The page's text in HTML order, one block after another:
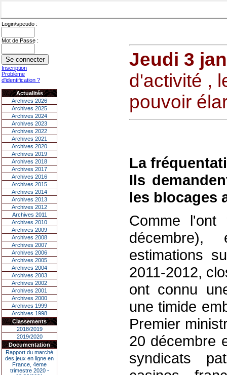
Login/speudo :
Mot de Passe :
Inscription
Problème
d'identification ?
Actualités
Archives 2026
Archives 2025
Archives 2024
Archives 2023
Archives 2022
Archives 2021
Archives 2020
Archives 2019
Archives 2018
Archives 2017
Archives 2016
Archives 2015
Archives 2014
Archives 2013
Archives 2012
Archives 2011
Archives 2010
Archives 2009
Archives 2008
Archives 2007
Archives 2006
Archives 2005
Archives 2004
Archives 2003
Archives 2002
Archives 2001
Archives 2000
Archives 1999
Archives 1998
Classements
2018/2019
2019/2020
Documentation
Rapport du marché
des jeux en ligne en
France, 4eme
trimestre 2020 -
Jeudi 3
d'activité ,
pouvoir
La
Ils
les blocages
Comme
estimations
2011-2012,
ont connu
une timide
Premier
20 décembre
syndicats